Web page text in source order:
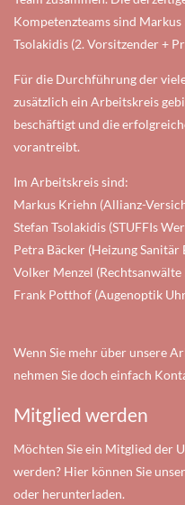
Kompetenzteams sind
Tsolakidis (2. Vorsitzender +
Für die Durchführung der
zusätzlich ein Arbeitskreis
beschäftigt und die
vorantreibt.
Im Arbeitskreis sind:
Markus Kriehn (Allianz-
Stefan Tsolakidis (STUFFIs
Petra Bäcker (Heizung Sanitär
Volker Menzel
Frank Potthof (Augenoptik
Wenn Sie mehr über unsere
nehmen Sie doch einfach
Mitglied werden
Möchten Sie ein Mitglied der
werden? Hier können Sie
oder herunterladen.